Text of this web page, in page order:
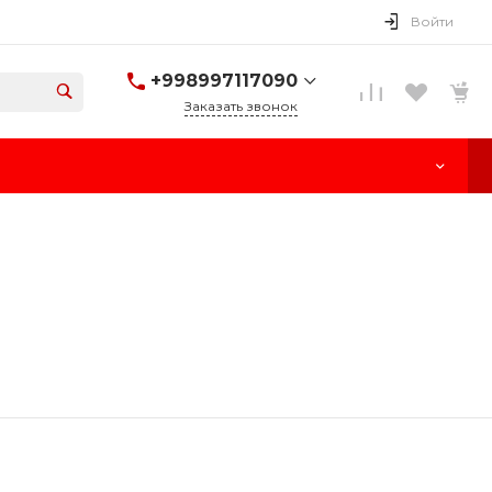
Войти
+998997117090
Заказать звонок